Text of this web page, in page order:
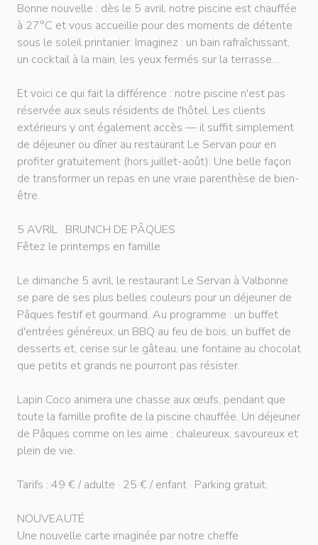
Bonne nouvelle : dès le 5 avril, notre piscine est chauffée
à 27°C et vous accueille pour des moments de détente
sous le soleil printanier. Imaginez : un bain rafraîchissant,
un cocktail à la main, les yeux fermés sur la terrasse…
Et voici ce qui fait la différence : notre piscine n'est pas
réservée aux seuls résidents de l'hôtel. Les clients
extérieurs y ont également accès — il suffit simplement
de déjeuner ou dîner au restaurant Le Servan pour en
profiter gratuitement (hors juillet-août). Une belle façon
de transformer un repas en une vraie parenthèse de bien-
être.
5 AVRIL · BRUNCH DE PÂQUES
Fêtez le printemps en famille
Le dimanche 5 avril, le restaurant Le Servan à Valbonne
se pare de ses plus belles couleurs pour un déjeuner de
Pâques festif et gourmand. Au programme : un buffet
d'entrées généreux, un BBQ au feu de bois, un buffet de
desserts et, cerise sur le gâteau, une fontaine au chocolat
que petits et grands ne pourront pas résister.
Lapin Coco animera une chasse aux œufs, pendant que
toute la famille profite de la piscine chauffée. Un déjeuner
de Pâques comme on les aime : chaleureux, savoureux et
plein de vie.
Tarifs : 49 € / adulte · 25 € / enfant · Parking gratuit.
NOUVEAUTÉ
Une nouvelle carte imaginée par notre cheffe